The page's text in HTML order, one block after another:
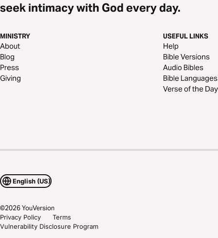
seek intimacy with God every day.
MINISTRY
About
Blog
Press
Giving
USEFUL LINKS
Help
Bible Versions
Audio Bibles
Bible Languages
Verse of the Day
English (US)
©2026YouVersion
Privacy Policy
Terms
Vulnerability Disclosure Program